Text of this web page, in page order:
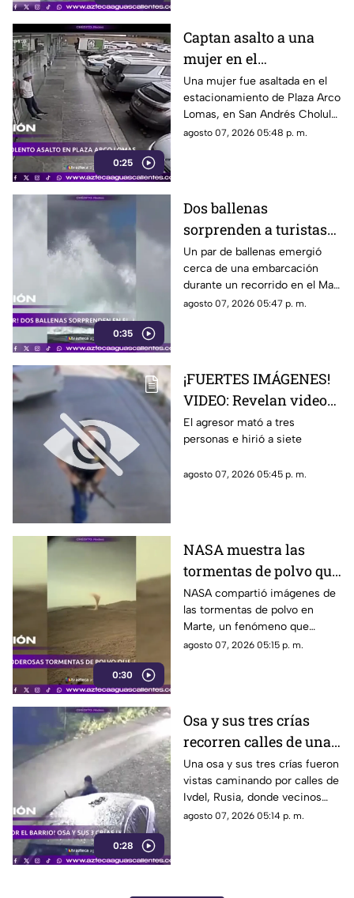
0:25
Captan asalto a una
mujer en el
estacionamiento de
Plaza Arco Lomas
Una mujer fue asaltada en el
estacionamiento de Plaza Arco
Lomas, en San Andrés Cholula.
El ataque quedó registrado por
agosto 07, 2026 05:48 p. m.
0:35
Dos ballenas
sorprenden a turistas
durante avistamiento
en el Mar de Cortés
Un par de ballenas emergió
cerca de una embarcación
durante un recorrido en el Mar
de Cortés. El avistamiento fue
agosto 07, 2026 05:47 p. m.
¡FUERTES IMÁGENES!
VIDEO: Revelan videos
de seguridad del tiroteo
realizado en famosa
hamburguesas en
El agresor mató a tres
personas e hirió a siete
agosto 07, 2026 05:45 p. m.
0:30
NASA muestra las
tormentas de polvo que
cubren Marte
NASA compartió imágenes de
las tormentas de polvo en
Marte, un fenómeno que
puede extenderse por miles de
agosto 07, 2026 05:15 p. m.
0:28
Osa y sus tres crías
recorren calles de una
ciudad en Rusia
Una osa y sus tres crías fueron
vistas caminando por calles de
Ivdel, Rusia, donde vecinos
reportan un aumento en los
agosto 07, 2026 05:14 p. m.